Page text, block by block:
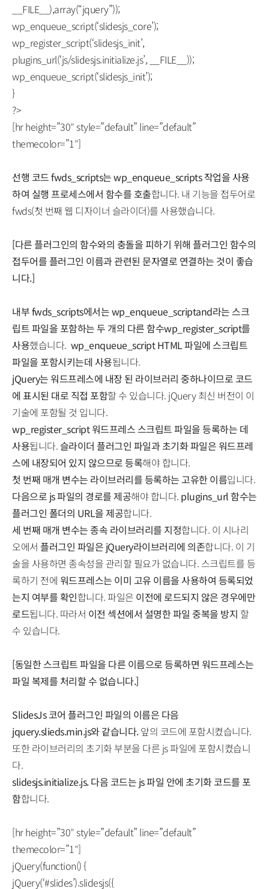
__FILE__),array(“jquery”));
wp_enqueue_script(‘slidesjs_core’);
wp_register_script(‘slidesjs_init’,
plugins_url(‘js/slidesjs.initialize.js’, __FILE__));
wp_enqueue_script(‘slidesjs_init’);
}
?>
[hr height=”30″ style=”default” line=”default”
themecolor=”1″]
선행 코드 fwds_scripts는 wp_enqueue_scripts 작업을 사용
하여 실행 프로세스에서 함수를 호출합니다. 내 기능을 접두어로
fwds(첫 번째 웹 디자이너 슬라이더)를 사용했습니다.
[다른 플러그인의 함수와의 충돌을 피하기 위해 플러그인 함수의
접두어를 플러그인 이름과 관련된 문자열로 연결하는 것이 좋습
니다.]
내부 fwds_scripts에서는 wp_enqueue_scriptand라는 스크
립트 파일을 포함하는 두 개의 다른 함수wp_register_script를
사용했습니다. wp_enqueue_script HTML 파일에 스크립트
파일을 포함시키는데 사용됩니다.
jQuery는 워드프레스에 내장 된 라이브러리 중하나이므로 코드
에 표시된 대로 직접 포함할 수 있습니다. jQuery 최신 버전이 이
기술에 포함될 것 입니다.
wp_register_script 워드프레스 스크립트 파일을 등록하는 데
사용됩니다.슬라이더 플러그인 파일과 초기화 파일은 워드프레
스에 내장되어 있지 않으므로 등록해야 합니다.
첫 번째 매개 변수는 라이브러리를 등록하는 고유한 이름입니다.
다음으로 js 파일의 경로를 제공해야 합니다. plugins_url 함수는
플러그인 폴더의 URL을 제공합니다.
세 번째 매개 변수는 종속 라이브러리를 지정합니다. 이 시나리
오에서 플러그인 파일은 jQuery라이브러리에 의존합니다. 이 기
술을 사용하면 종속성을 관리할 필요가 없습니다. 스크립트를 등
록하기 전에 워드프레스는 이미 고유 이름을 사용하여 등록되었
는지 여부를 확인합니다. 파일은 이전에 로드되지 않은 경우에만
로드됩니다. 따라서 이전 섹션에서 설명한 파일 중복을 방지 할
수 있습니다.
[동일한 스크립트 파일을 다른 이름으로 등록하면 워드프레스는
파일 복제를 처리할 수 없습니다.]
SlidesJs 코어 플러그인 파일의 이름은 다음
jquery.slieds.min.js와 같습니다.앞의 코드에 포함시켰습니다.
또한 라이브러리의 초기화 부분을 다른 js 파일에 포함시켰습니
다.
slidesjs.initialize.js. 다음 코드는 js 파일 안에 초기화 코드를 포
함합니다.
[hr height=”30″ style=”default” line=”default”
themecolor=”1″]
jQuery(function() {
jQuery(‘#slides’).slidesjs({